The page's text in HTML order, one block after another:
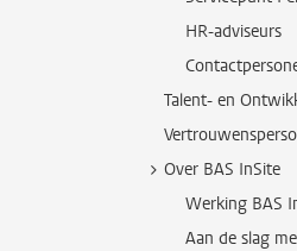
HR-adviseurs
Talent- en
Over BAS InSite
Werking BAS
Aan de slag